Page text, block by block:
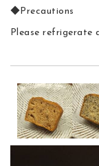
◆Precautions
Please refrigerate